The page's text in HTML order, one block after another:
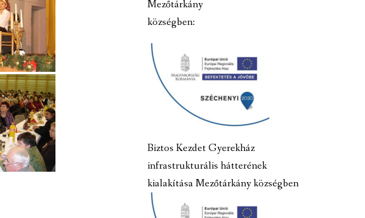
Mezőtárkány
községben:
Biztos Kezdet Gyerekház
infrastrukturális hátterének
kialakítása Mezőtárkány községben